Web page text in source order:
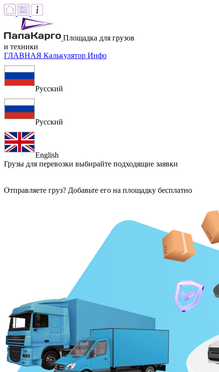
Площадка для грузов
и техники
ГЛАВНАЯ Калькулятор Инфо
Русский
Русский
English
Грузы для перевозки выбирайте подходящие заявки
Отправляете груз? Добавьте его на площадку бесплатно